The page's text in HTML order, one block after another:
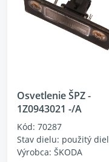
Osvetlenie ŠPZ -
1Z0943021 -/A
Kód: 70287
Stav dielu: použitý diel
Výrobca: ŠKODA